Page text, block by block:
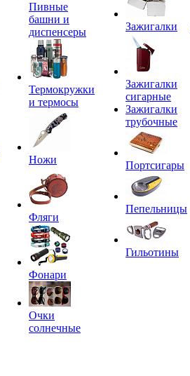
Пивные
башни и
диспенсеры
Термокружки
и термосы
Ножи
Фляги
Фонари
Очки
солнечные
Зажигалки
Зажигалки
сигарные
Зажигалки
трубочные
Портсигары
Пепельницы
Гильотины